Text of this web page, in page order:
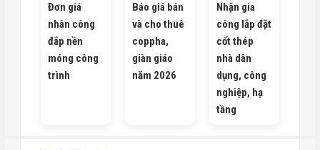
Đơn giá
nhân công
đắp nền
móng công
trình
Báo giá bán
và cho thuê
coppha,
giàn giáo
năm 2026
Nhận gia
công lắp đặt
cốt thép
nhà dân
dụng, công
nghiệp, hạ
tầng